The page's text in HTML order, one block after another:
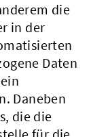
die
in der
Daten
Daneben
die die